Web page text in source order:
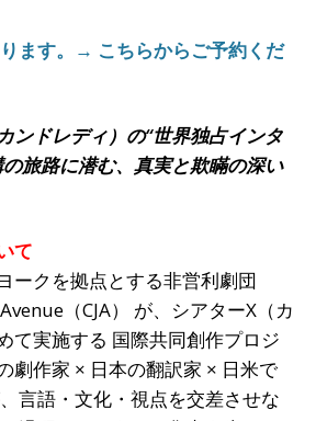
ます。→ こちらからご予約くだ
ンドレディ）の“世界独占インタ
旅路に潜む、真実と欺瞞の深い
て
ークを拠点とする非営利劇団
（CJA） が、シアターX（カ
て実施する 国際共同創作プロジ
劇作家 × 日本の翻訳家 × 日米で
言語・文化・視点を交差させな